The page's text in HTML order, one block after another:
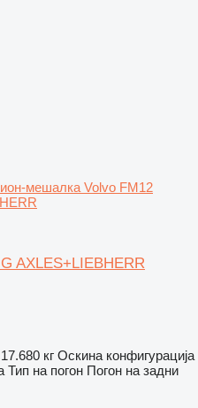
мешалка Volvo FM12
AXLES+LIEBHERR
17.680 кг Оскина конфигурација
Тип на погон Погон на задни